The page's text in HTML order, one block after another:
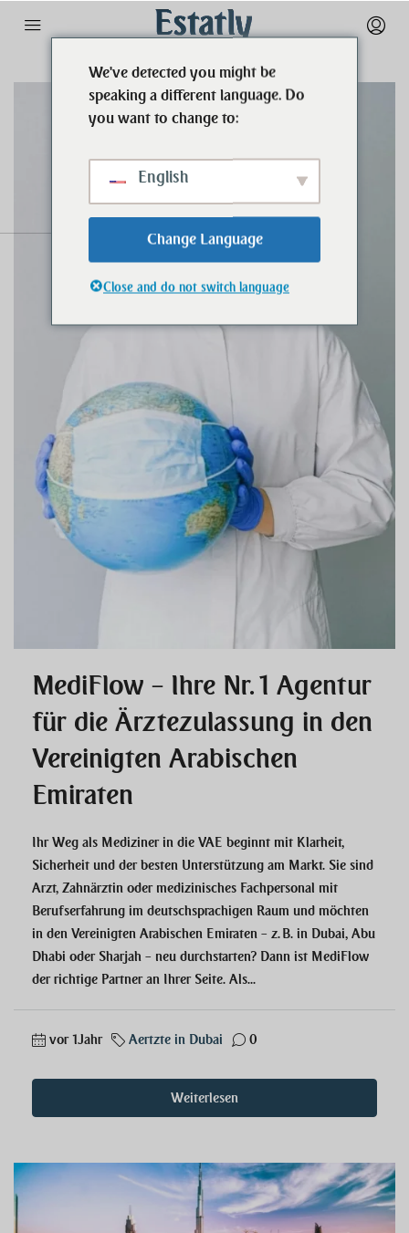
MediFlow – Ihre Nr. 1 Agentur
für die Ärztezulassung in den
Vereinigten Arabischen
Emiraten
Ihr Weg als Mediziner in die VAE beginnt mit Klarheit,
Sicherheit und der besten Unterstützung am Markt. Sie sind
Arzt, Zahnärztin oder medizinisches Fachpersonal mit
Berufserfahrung im deutschsprachigen Raum und möchten
in den Vereinigten Arabischen Emiraten – z. B. in Dubai, Abu
Dhabi oder Sharjah – neu durchstarten? Dann ist MediFlow
der richtige Partner an Ihrer Seite. Als...
vor 1 Jahr Aertzte in Dubai 0
Weiterlesen
We've detected you might be
speaking a different language. Do
you want to change to:
English
Change Language
Close and do not switch language